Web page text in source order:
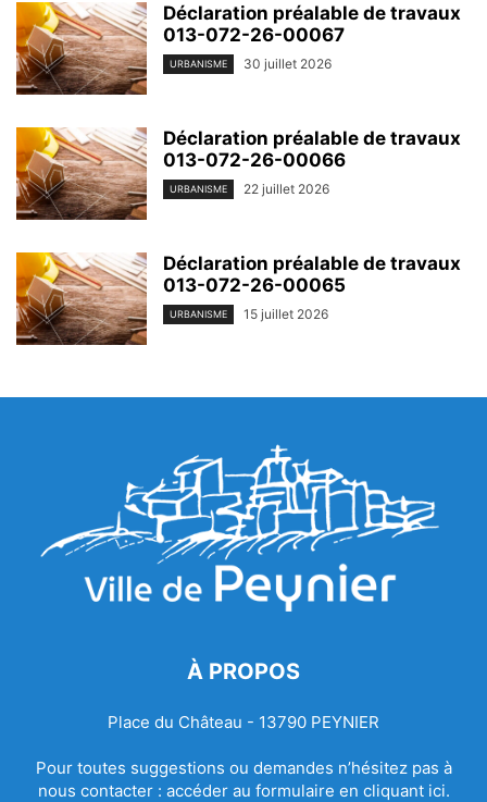
Déclaration préalable de travaux
013-072-26-00067
URBANISME 30 juillet 2026
Déclaration préalable de travaux
013-072-26-00066
URBANISME 22 juillet 2026
Déclaration préalable de travaux
013-072-26-00065
URBANISME 15 juillet 2026
À PROPOS
Place du Château - 13790 PEYNIER
Pour toutes suggestions ou demandes n’hésitez pas à
nous contacter : accéder au formulaire en cliquant ici.